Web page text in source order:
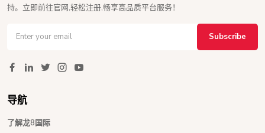
持。立即前往官网,轻松注册,畅享高品质平台服务！
Subscribe
导航
了解龙8国际